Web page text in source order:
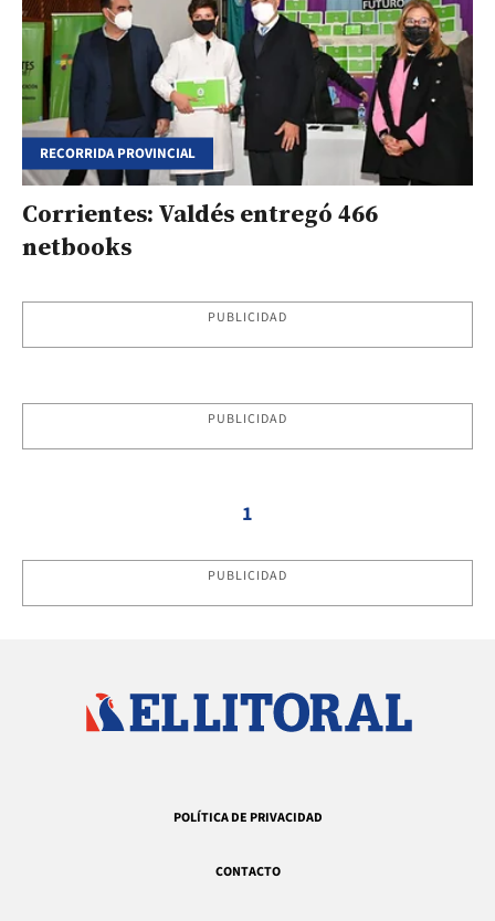
RECORRIDA PROVINCIAL
Corrientes: Valdés entregó 466
netbooks
PUBLICIDAD
PUBLICIDAD
1
PUBLICIDAD
POLÍTICA DE PRIVACIDAD
CONTACTO